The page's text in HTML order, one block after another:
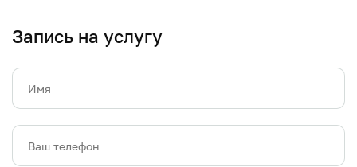
Запись на услугу
Имя
Ваш телефон